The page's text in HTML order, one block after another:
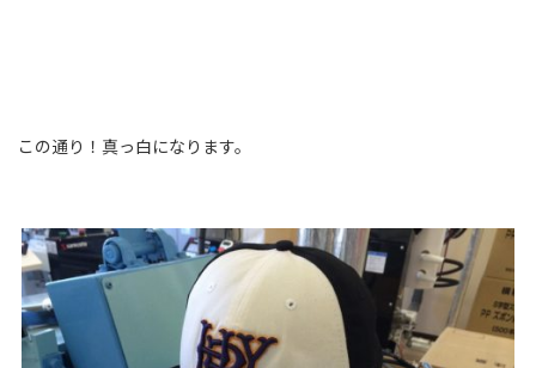
この通り！真っ白になります。